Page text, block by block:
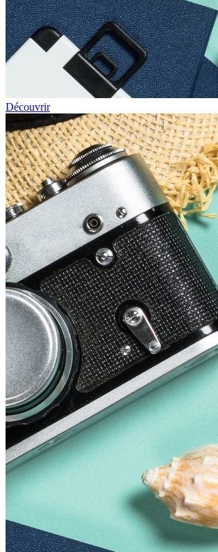
Découvrir